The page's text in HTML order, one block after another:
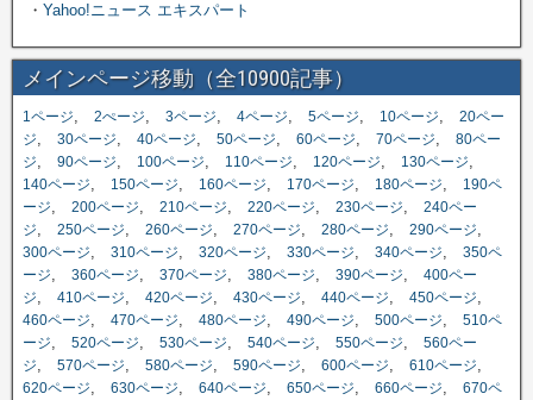
・ Yahoo!ニュース エキスパート
メインページ移動（全10900記事）
1ページ, 2ぺージ, 3ページ, 4ページ, 5ページ, 10ページ, 20ペー
ジ, 30ページ, 40ページ, 50ページ, 60ページ, 70ページ, 80ペー
ジ, 90ページ, 100ページ, 110ページ, 120ページ, 130ページ,
140ページ, 150ページ, 160ページ, 170ページ, 180ページ,
190ペ
ージ, 200ページ, 210ページ, 220ページ, 230ページ, 240ペー
ジ, 250ページ, 260ページ, 270ページ, 280ページ, 290ページ,
300ページ, 310ページ, 320ページ, 330ページ, 340ページ, 350ペ
ージ, 360ページ, 370ページ, 380ページ, 390ページ, 400ペー
ジ, 410ページ, 420ページ, 430ページ, 440ページ, 450ページ,
460ページ, 470ページ, 480ページ, 490ページ, 500ページ, 510ペ
ージ, 520ページ, 530ページ, 540ページ, 550ページ, 560ペー
ジ, 570ページ, 580ページ, 590ページ, 600ページ, 610ページ,
620ページ, 630ページ, 640ページ, 650ページ, 660ページ, 670ペ